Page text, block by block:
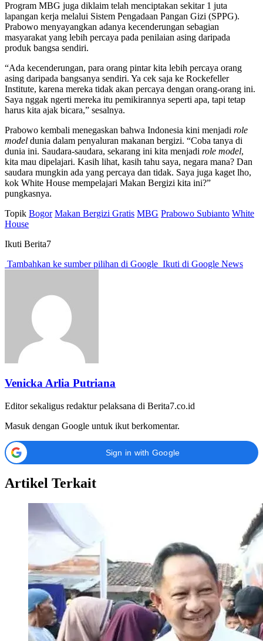
Program MBG juga diklaim telah menciptakan sekitar 1 juta
lapangan kerja melalui Sistem Pengadaan Pangan Gizi (SPPG).
Prabowo menyayangkan adanya kecenderungan sebagian
masyarakat yang lebih percaya pada penilaian asing daripada
produk bangsa sendiri.
“Ada kecenderungan, para orang pintar kita lebih percaya orang
asing daripada bangsanya sendiri. Ya cek saja ke Rockefeller
Institute, karena mereka tidak akan percaya dengan orang-orang ini.
Saya nggak ngerti mereka itu pemikirannya seperti apa, tapi tetap
harus kita ajak bicara,” sesalnya.
Prabowo kembali menegaskan bahwa Indonesia kini menjadi role
model dunia dalam penyaluran makanan bergizi. “Coba tanya di
dunia ini. Saudara-saudara, sekarang ini kita menjadi role model,
kita mau dipelajari. Kasih lihat, kasih tahu saya, negara mana? Dan
saudara mungkin ada yang percaya dan tidak. Saya juga kaget lho,
kok White House mempelajari Makan Bergizi kita ini?”
pungkasnya.
Topik Bogor Makan Bergizi Gratis MBG Prabowo Subianto White
House
Ikuti Berita7
Tambahkan ke sumber pilihan di Google Ikuti di Google News
Venicka Arlia Putriana
Editor sekaligus redaktur pelaksana di Berita7.co.id
Masuk dengan Google untuk ikut berkomentar.
Sign in with Google
Artikel Terkait